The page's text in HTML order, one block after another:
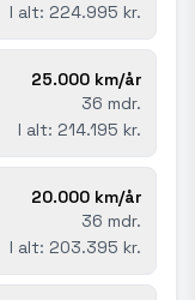
I alt: 224.995 kr.
25.000 km/år
36 mdr.
I alt: 214.195 kr.
20.000 km/år
36 mdr.
I alt: 203.395 kr.